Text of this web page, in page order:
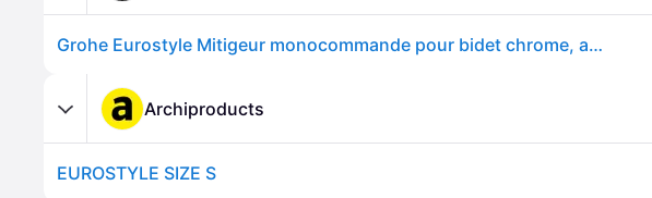
Grohe Eurostyle Mitigeur monocommande pour bidet chrome, avec garniture de vidage
Archiproducts
EUROSTYLE SIZE S